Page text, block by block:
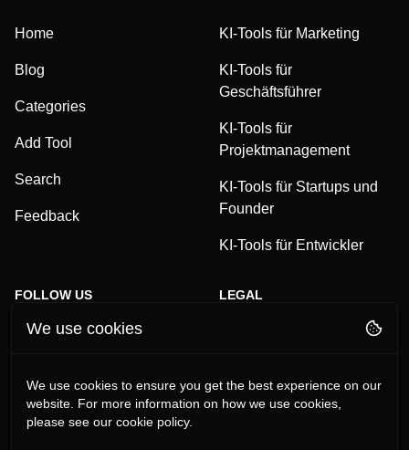
Home
Blog
Categories
Add Tool
Search
Feedback
KI-Tools für Marketing
KI-Tools für
Geschäftsführer
KI-Tools für
Projektmanagement
KI-Tools für Startups und
Founder
KI-Tools für Entwickler
FOLLOW US
TikTok
YouTube
LEGAL
Imprint
We use cookies
We use cookies to ensure you get the best experience on our
website. For more information on how we use cookies,
please see our cookie policy.